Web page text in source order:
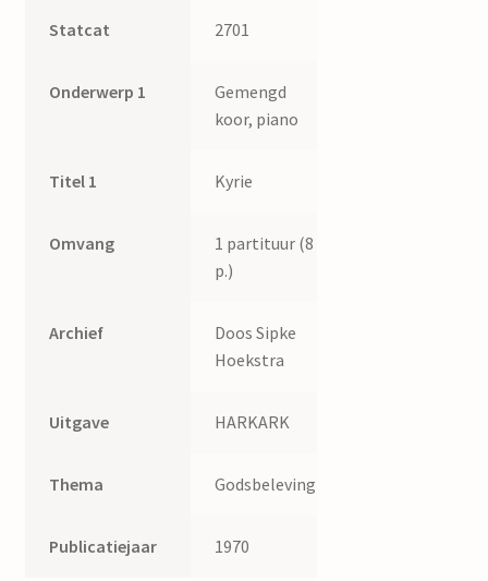
Statcat 2701
Onderwerp 1
Gemengd
koor, piano
Titel 1 Kyrie
Omvang
1 partituur (8
p.)
Archief
Doos Sipke
Hoekstra
Uitgave HARKARK
Thema Godsbeleving
Publicatiejaar 1970